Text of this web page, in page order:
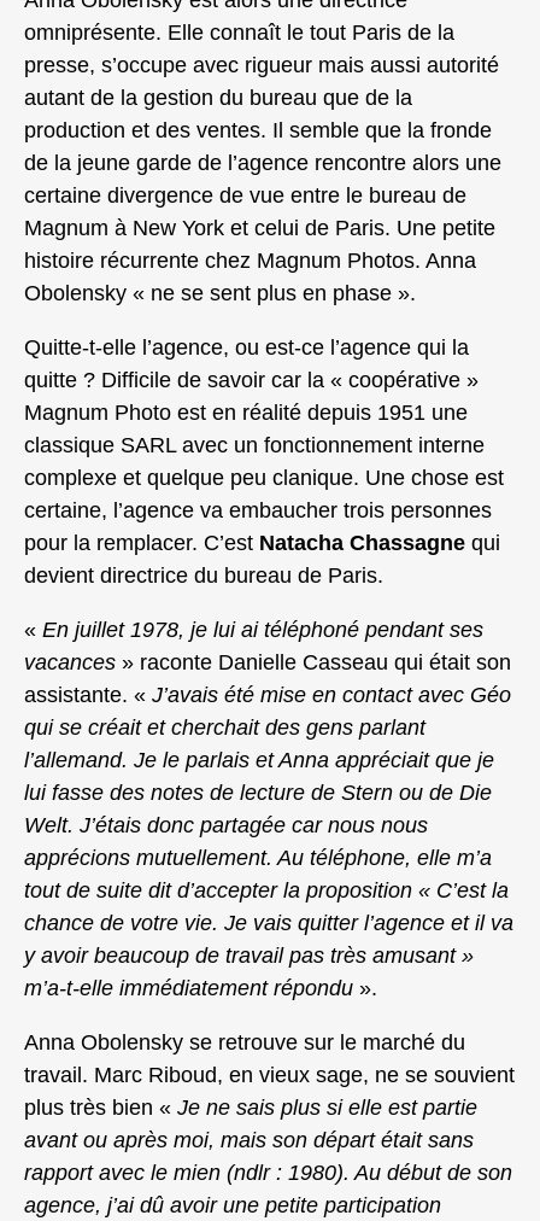
omniprésente. Elle connaît le tout Paris de la
presse, s’occupe avec rigueur mais aussi autorité
autant de la gestion du bureau que de la
production et des ventes. Il semble que la fronde
de la jeune garde de l’agence rencontre alors une
certaine divergence de vue entre le bureau de
Magnum à New York et celui de Paris. Une petite
histoire récurrente chez Magnum Photos. Anna
Obolensky « ne se sent plus en phase ».
Quitte-t-elle l’agence, ou est-ce l’agence qui la
quitte ? Difficile de savoir car la « coopérative »
Magnum Photo est en réalité depuis 1951 une
classique SARL avec un fonctionnement interne
complexe et quelque peu clanique. Une chose est
certaine, l’agence va embaucher trois personnes
pour la remplacer. C’est Natacha Chassagne qui
devient directrice du bureau de Paris.
« En juillet 1978, je lui ai téléphoné pendant ses
vacances » raconte Danielle Casseau qui était son
assistante. « J’avais été mise en contact avec Géo
qui se créait et cherchait des gens parlant
l’allemand. Je le parlais et Anna appréciait que je
lui fasse des notes de lecture de Stern ou de Die
Welt. J’étais donc partagée car nous nous
apprécions mutuellement. Au téléphone, elle m’a
tout de suite dit d’accepter la proposition « C’est la
chance de votre vie. Je vais quitter l’agence et il va
y avoir beaucoup de travail pas très amusant »
m’a-t-elle immédiatement répondu ».
Anna Obolensky se retrouve sur le marché du
travail. Marc Riboud, en vieux sage, ne se souvient
plus très bien « Je ne sais plus si elle est partie
avant ou après moi, mais son départ était sans
rapport avec le mien (ndlr : 1980). Au début de son
agence, j’ai dû avoir une petite participation